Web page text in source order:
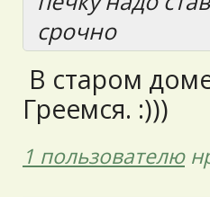
срочно
В старом
Греемся. :)))
1 пользователю